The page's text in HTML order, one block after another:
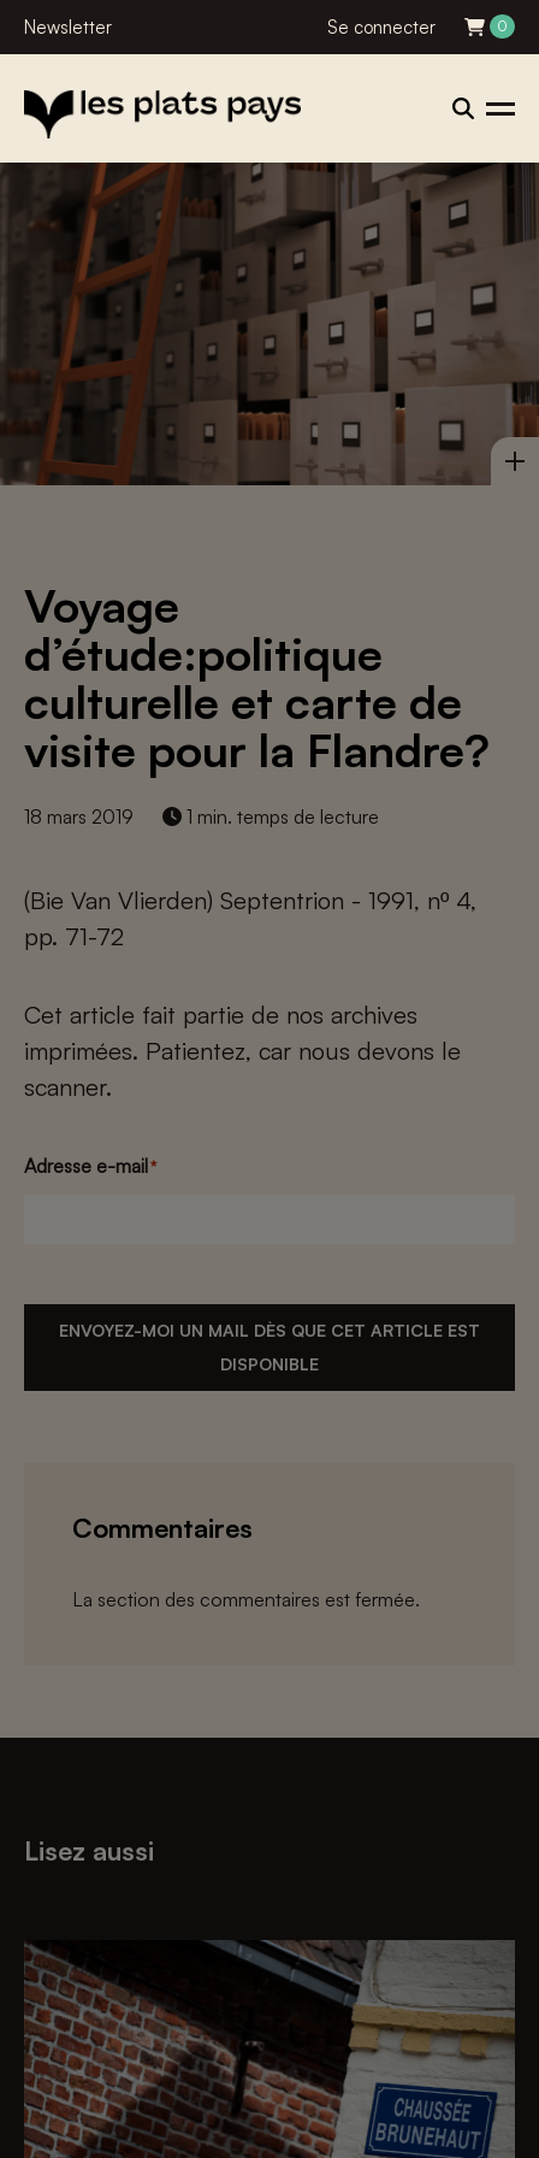
Newsletter Se connecter 0
Voyage
d’étude:politique
culturelle et carte de
visite pour la Flandre?
18 mars 2019 1 min. temps de lecture
(Bie Van Vlierden) Septentrion - 1991, nº 4,
pp. 71-72
Cet article fait partie de nos archives
imprimées. Patientez, car nous devons le
scanner.
Adresse e-mail*
ENVOYEZ-MOI UN MAIL DÈS QUE CET ARTICLE EST
DISPONIBLE
Commentaires
La section des commentaires est fermée.
Lisez aussi